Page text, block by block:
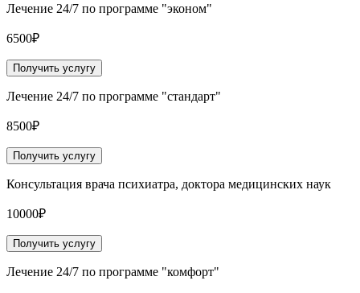
Лечение 24/7 по программе "эконом"
6500₽
Получить услугу
Лечение 24/7 по программе "стандарт"
8500₽
Получить услугу
Консультация врача психиатра, доктора медицинских наук
10000₽
Получить услугу
Лечение 24/7 по программе "комфорт"